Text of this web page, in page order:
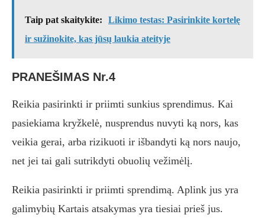
Taip pat skaitykite:
Likimo testas: Pasirinkite kortelę
ir sužinokite, kas jūsų laukia ateityje
PRANEŠIMAS Nr.4
Reikia pasirinkti ir priimti sunkius sprendimus. Kai
pasiekiama kryžkelė, nusprendus nuvyti ką nors, kas
veikia gerai, arba rizikuoti ir išbandyti ką nors naujo,
net jei tai gali sutrikdyti obuolių vežimėlį.
Reikia pasirinkti ir priimti sprendimą. Aplink jus yra
galimybių Kartais atsakymas yra tiesiai prieš jus.